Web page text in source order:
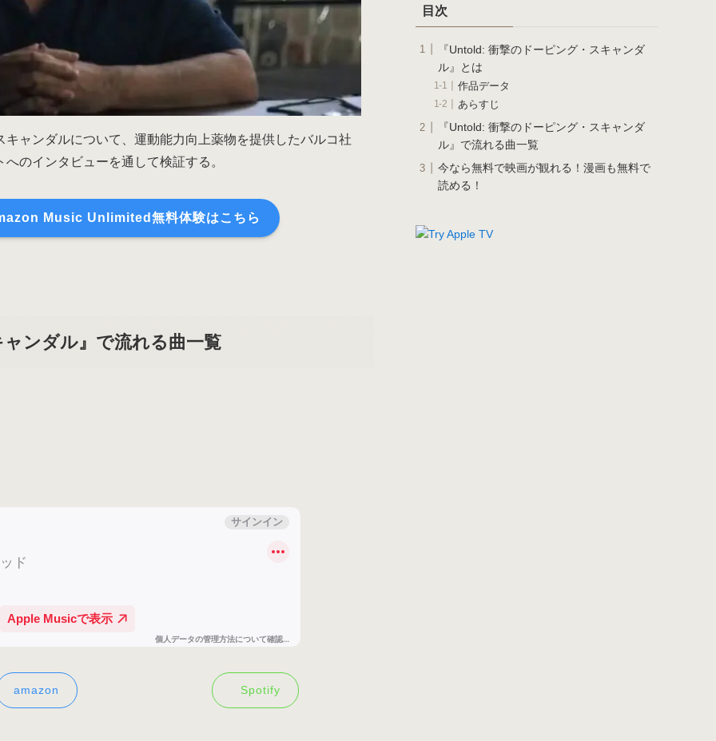
ャンダルについて、運動能力向上薬物を提供したバルコ社
のインタビューを通して検証する。
Music Unlimited無料体験はこちら
ンダル』で流れる曲一覧
amazon Spotify
目次
『Untold: 衝撃のドーピング・スキャンダ
ル』とは
作品データ
あらすじ
『Untold: 衝撃のドーピング・スキャンダ
ル』で流れる曲一覧
今なら無料で映画が観れる！漫画も無料で
読める！